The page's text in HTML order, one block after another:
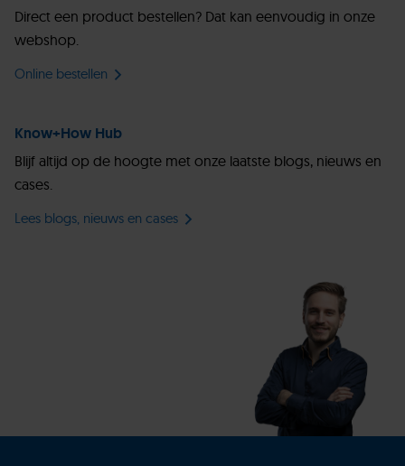
Direct een product bestellen? Dat kan eenvoudig in onze
webshop.
Online bestellen
Know+How Hub
Blijf altijd op de hoogte met onze laatste blogs, nieuws en
cases.
Lees blogs, nieuws en cases